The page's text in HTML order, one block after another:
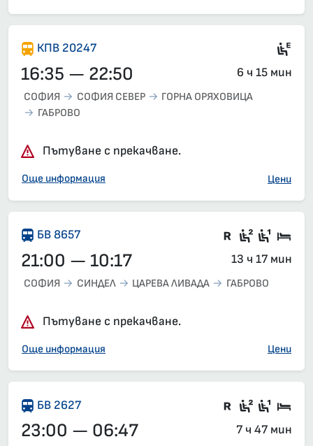
КПВ 20247
16:35 — 22:50 6 ч 15 мин
СОФИЯ СОФИЯ СЕВЕР
ГОРНА ОРЯХОВИЦА
ГАБРОВО
Пътуване с прекачване.
Още информация Цени
БВ 8657 Във влака
Седящи
21:00 — 10:17 13 ч 17 мин
СОФИЯ СИНДЕЛ ЦАРЕВА ЛИВАДА ГАБРОВО
Пътуване с прекачване.
Още информация Цени
БВ 2627 Влак със
Седящи
23:00 — 06:47 7 ч 47 мин